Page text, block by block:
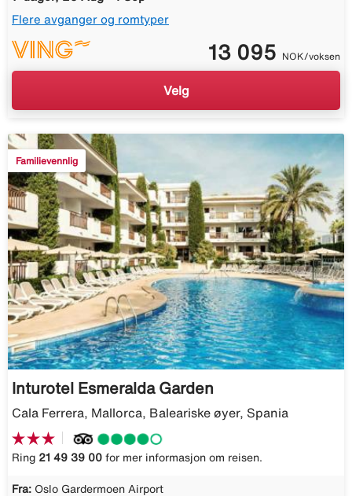
Flere avganger og romtyper
13 095 NOK/voksen
Velg
Familievennlig
Inturotel Esmeralda Garden
Cala Ferrera, Mallorca, Baleariske øyer, Spania
Ring 21 49 39 00 for mer informasjon om reisen.
Fra: Oslo Gardermoen Airport